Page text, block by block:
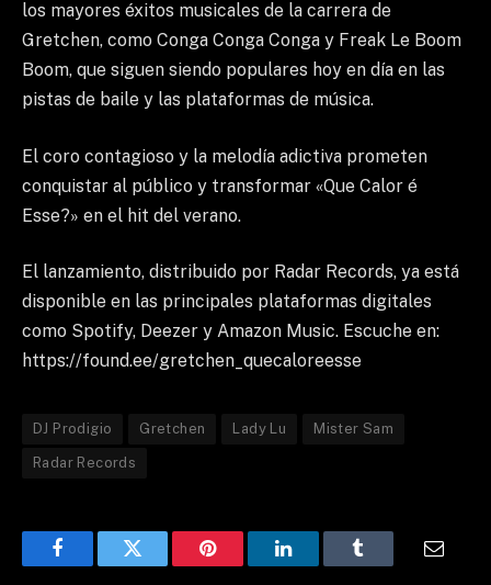
los mayores éxitos musicales de la carrera de
Gretchen, como Conga Conga Conga y Freak Le Boom
Boom, que siguen siendo populares hoy en día en las
pistas de baile y las plataformas de música.
El coro contagioso y la melodía adictiva prometen
conquistar al público y transformar «Que Calor é
Esse?» en el hit del verano.
El lanzamiento, distribuido por Radar Records, ya está
disponible en las principales plataformas digitales
como Spotify, Deezer y Amazon Music. Escuche en:
https://found.ee/gretchen_quecaloreesse
DJ Prodigio Gretchen Lady Lu Mister Sam
Radar Records
FacebookTwitter Pinterest LinkedInTumblr